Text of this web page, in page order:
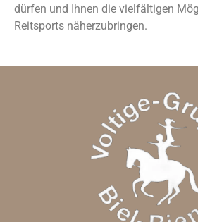
dürfen und Ihnen die vielfältigen
Reitsports näherzubringen.